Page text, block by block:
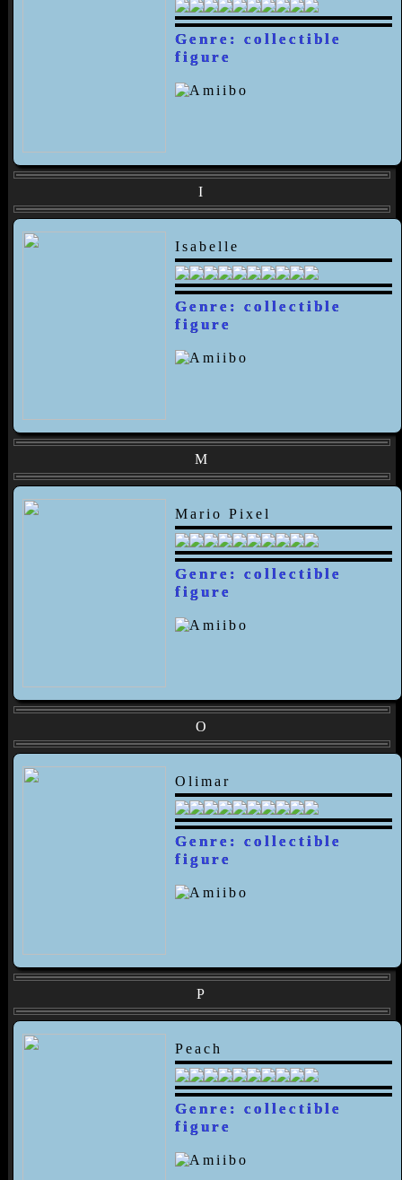
Genre: collectible
figure
I
Isabelle
Genre: collectible
figure
M
Mario Pixel
Genre: collectible
figure
O
Olimar
Genre: collectible
figure
P
Peach
Genre: collectible
figure